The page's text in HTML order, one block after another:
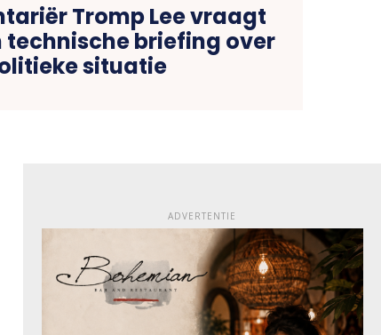
Tromp Lee vraagt
briefing over
situatie